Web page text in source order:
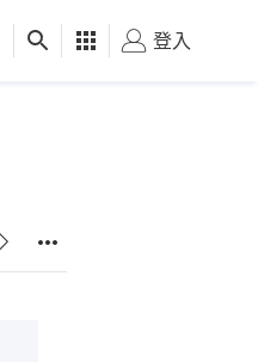
健康 好食玩飛
登入